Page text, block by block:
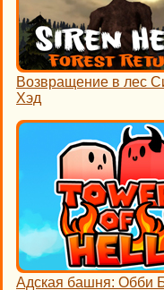
Возвращение в лес
Хэд
Адская башня: Обби